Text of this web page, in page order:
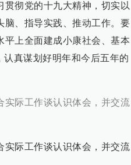
贯彻党的十九大精神，切实以
脑、指导实践、推动工作。要
平上全面建成小康社会、基本
真谋划好明年和今后五年的
实际工作谈认识体会，并交流
实际工作谈认识体会，并交流